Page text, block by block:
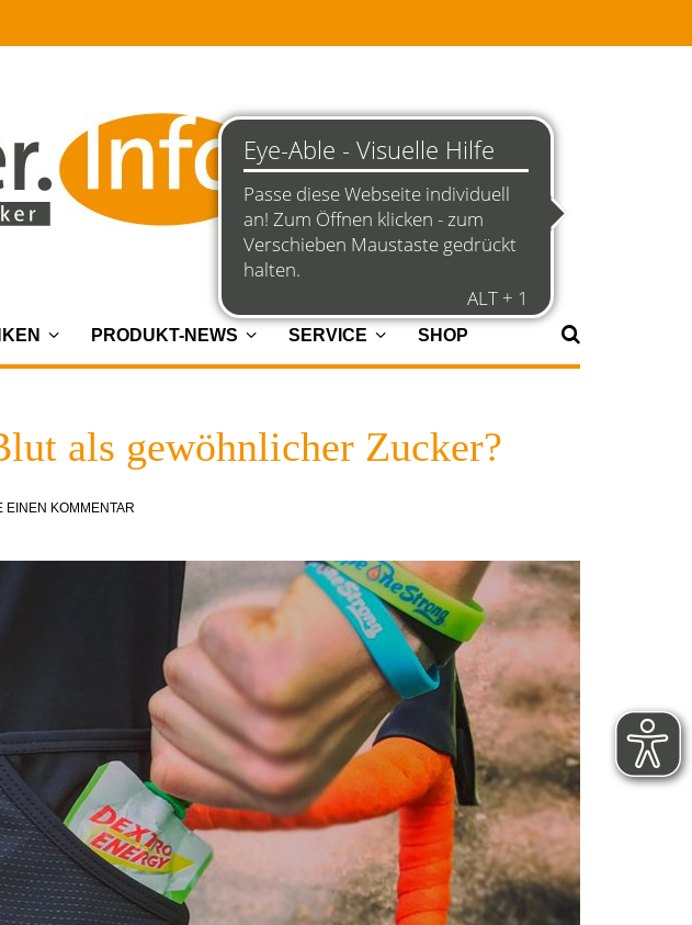
PRODUKT-NEWS SERVICE SHOP
als gewöhnlicher Zucker?
EINEN KOMMENTAR